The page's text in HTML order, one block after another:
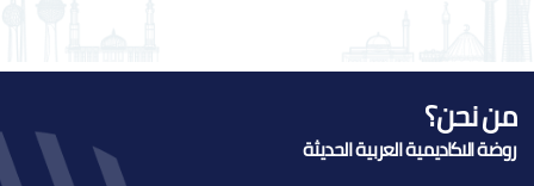
من نحن؟
روضة الاكاديمية العربية الحديثة